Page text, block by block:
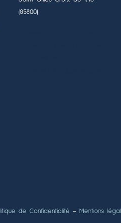
(85800)
de Confidentialité – Mentions